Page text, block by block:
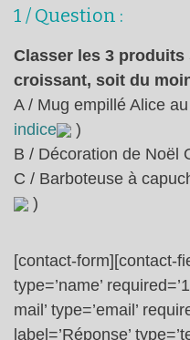
1 / Question :
Classer les 3
croissant, soit du
A / Mug empillé Alice
indice
)
B / Décoration de Noël
C / Barboteuse à
)
[contact-form][contact-
type=’name’
mail’ type=’email’
label=’Réponse’